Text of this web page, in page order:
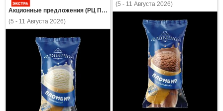
(5 - 11 Августа 2026)
Акционные предложения (РЦ Пнз)
(5 - 11 Августа 2026)